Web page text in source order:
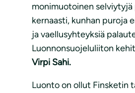
monimuotoinen selviytyjä
kernaasti, kunhan puroja
ja vaellusyhteyksiä
Luonnonsuojeluliiton
Virpi Sahi.
Luonto on ollut Finsketin